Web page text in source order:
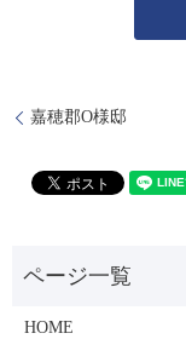
嘉穂郡O様邸
HOME